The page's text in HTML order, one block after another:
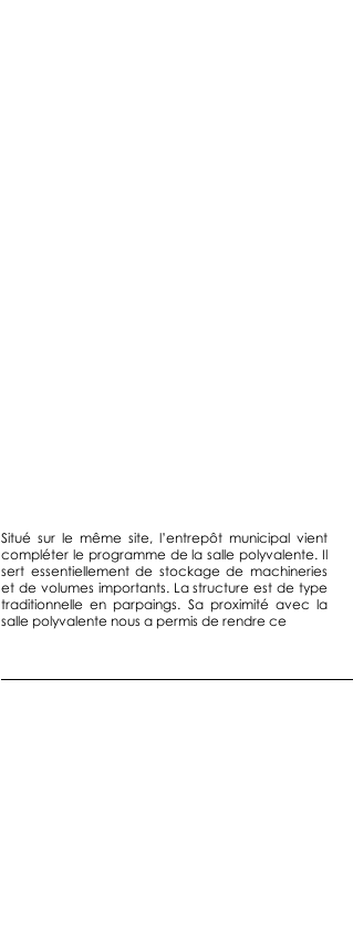
Situé sur le même site, l’entrepôt municipal vient
compléter le programme de la salle polyvalente. Il
sert essentiellement de stockage de machineries
et de volumes importants. La structure est de type
traditionnelle en parpaings. Sa proximité avec la
salle polyvalente nous a permis de rendre ce